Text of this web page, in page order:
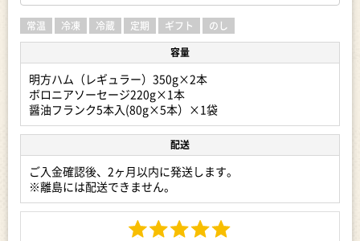
◆『ボロニアソーセージ』
国産豚肉の身を使用し、柔らかく豚肉本来の味が楽しめるソー
◆『醤油フランク』
国産豚肉を使用した、本格的なフランクフルトソーセージで
す。
天然の豚腸を使用し、あらびき生地に醤油パウダーを練りこん
だ和風味になっています。
心温まる素朴な味をぜひお召し上がりください。
常温 冷凍 冷蔵 定期 ギフト
のし
容量
明方ハム（レギュラー）350g×2本
ボロニアソーセージ220g×1本
醤油フランク5本入(80g×5本）×1袋
配送
ご入金確認後、2ヶ月以内に発送します。
※離島には配送できません。